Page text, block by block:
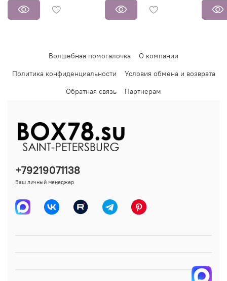
Волшебная помогалочка
О компании
Политика конфиденциальности
Условия обмена и возврата
Обратная связь
Партнерам
+79219071138
Ваш личный менеджер